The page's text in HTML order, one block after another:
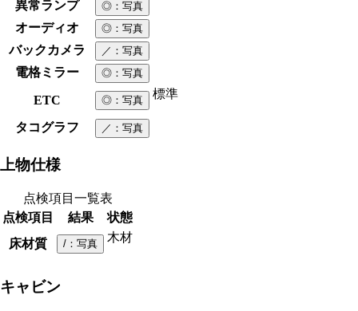
異常ランプ ◎ ：写真
オーディオ ◎ ：写真
バックカメラ ／ ：写真
電格ミラー ◎ ：写真
ETC ◎ ：写真 標準
タコグラフ ／ ：写真
上物仕様
点検項目一覧表
点検項目
結果
状態
床材質
/ ：写真 木材
キャビン